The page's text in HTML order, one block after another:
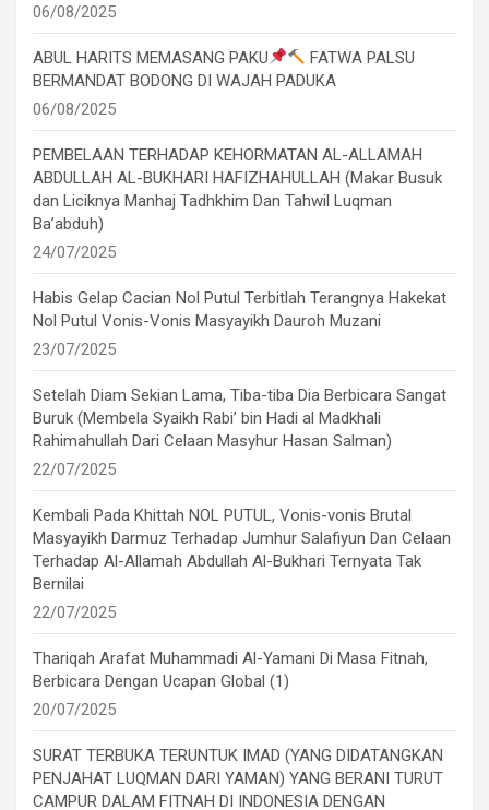
06/08/2025
ABUL HARITS MEMASANG PAKU
FATWA PALSU
BERMANDAT BODONG DI WAJAH PADUKA
06/08/2025
PEMBELAAN TERHADAP KEHORMATAN AL-ALLAMAH
ABDULLAH AL-BUKHARI HAFIZHAHULLAH (Makar Busuk
dan Liciknya Manhaj Tadhkhim Dan Tahwil Luqman
Ba’abduh)
24/07/2025
Habis Gelap Cacian Nol Putul Terbitlah Terangnya Hakekat
Nol Putul Vonis-Vonis Masyayikh Dauroh Muzani
23/07/2025
Setelah Diam Sekian Lama, Tiba-tiba Dia Berbicara Sangat
Buruk (Membela Syaikh Rabi’ bin Hadi al Madkhali
Rahimahullah Dari Celaan Masyhur Hasan Salman)
22/07/2025
Kembali Pada Khittah NOL PUTUL, Vonis-vonis Brutal
Masyayikh Darmuz Terhadap Jumhur Salafiyun Dan Celaan
Terhadap Al-Allamah Abdullah Al-Bukhari Ternyata Tak
Bernilai
22/07/2025
Thariqah Arafat Muhammadi Al-Yamani Di Masa Fitnah,
Berbicara Dengan Ucapan Global (1)
20/07/2025
SURAT TERBUKA TERUNTUK IMAD (YANG DIDATANGKAN
PENJAHAT LUQMAN DARI YAMAN) YANG BERANI TURUT
CAMPUR DALAM FITNAH DI INDONESIA DENGAN